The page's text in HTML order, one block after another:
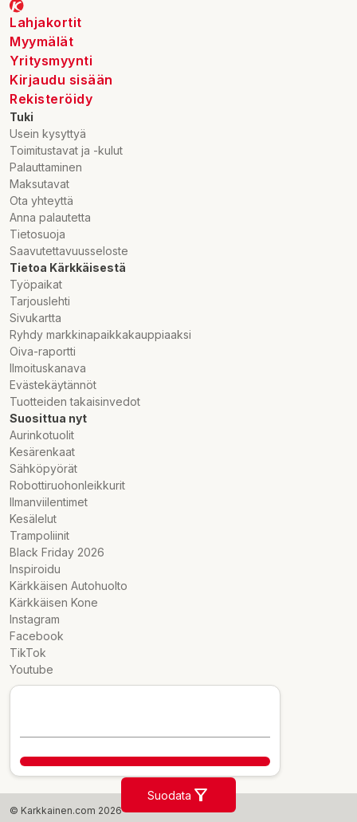
Suodata
Lahjakortit
Myymälät
Yritysmyynti
Kirjaudu sisään
Rekisteröidy
Tuki
Usein kysyttyä
Toimitustavat ja -kulut
Palauttaminen
Maksutavat
Ota yhteyttä
Anna palautetta
Tietosuoja
Saavutettavuusseloste
Tietoa Kärkkäisestä
Työpaikat
Tarjouslehti
Sivukartta
Ryhdy markkinapaikkakauppiaaksi
Oiva-raportti
Ilmoituskanava
Evästekäytännöt
Tuotteiden takaisinvedot
Suosittua nyt
Aurinkotuolit
Kesärenkaat
Sähköpyörät
Robottiruohonleikkurit
Ilmanviilentimet
Kesälelut
Trampoliinit
Black Friday 2026
Inspiroidu
Kärkkäisen Autohuolto
Kärkkäisen Kone
Instagram
Facebook
TikTok
Youtube
© Karkkainen.com 2026